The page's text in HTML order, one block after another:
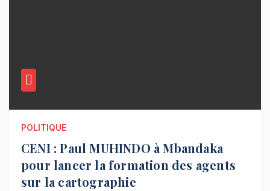
POLITIQUE
CENI : Paul MUHINDO à Mbandaka
pour lancer la formation des agents
sur la cartographie